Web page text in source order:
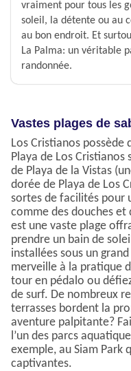
vraiment pour tous les
soleil, la détente ou au
au bon endroit. Et
La Palma: un véritable
randonnée.
Vastes plages de
Los Cristianos possède
Playa de Los
de Playa de la Vistas
dorée de Playa de Los
sortes de facilités pour
comme des douches et
est une vaste plage
prendre un bain de
installées sous un
merveille à la pratique
tour en pédalo ou
de surf. De nombreux
terrasses bordent la
aventure palpitante?
l’un des parcs
exemple, au Siam Park
captivantes.